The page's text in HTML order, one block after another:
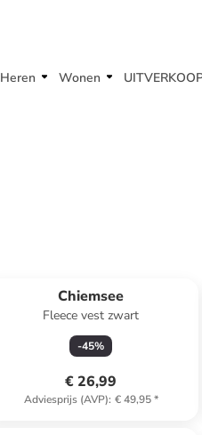
Heren Wonen
Chiemsee
Fleece vest zwart
-45%
€ 26,99
Adviesprijs (AVP): € 49,95*